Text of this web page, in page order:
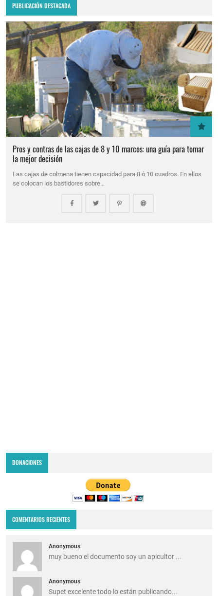
PUBLICACIÓN DESTACADA
Pros y contras de las cajas de 8 y 10 marcos: una guía para tomar
la mejor decisión
Las cajas de colmena tienen capacidad para 8 ó 10 cuadros. En ellos
se colocan los bastidores sobre…
DONACIONES
COMENTARIOS RECIENTES
Anonymous
muy bueno el documento soy un apicultor ...
Anonymous
Supet excelente todo lo están publicando...